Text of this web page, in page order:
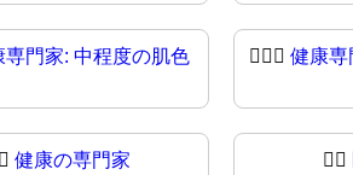
専門家: 中程度の肌色 🧑🏾‍⚕️ 健康専
健康の専門家 👨‍⚕